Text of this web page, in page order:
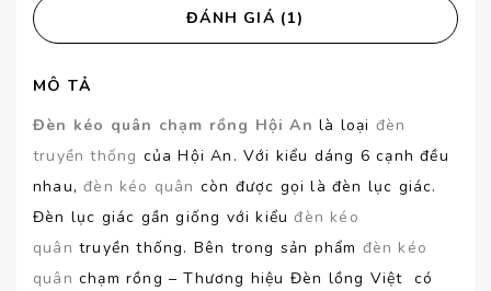
ĐÁNH GIÁ (1)
MÔ TẢ
Đèn kéo quân chạm rồng Hội An là loại đèn
truyền thống của Hội An. Với kiểu dáng 6 cạnh đều
nhau,đèn kéo quân còn được gọi là đèn lục giác.
Đèn lục giác gần giống với kiểuđèn kéo
quân truyền thống. Bên trong sản phẩm đèn kéo
quân chạm rồng – Thương hiệu Đèn lồng Việt có